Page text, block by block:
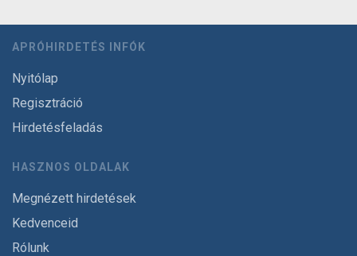
APRÓHIRDETÉS INFÓK
Nyitólap
Regisztráció
Hirdetésfeladás
HASZNOS OLDALAK
Megnézett hirdetések
Kedvenceid
Rólunk